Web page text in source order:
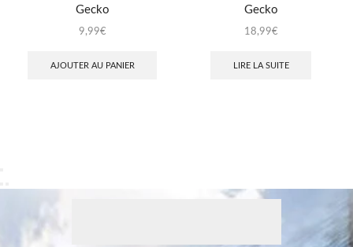
Gecko
9,99€
AJOUTER AU PANIER
Gecko
18,99€
LIRE LA SUITE